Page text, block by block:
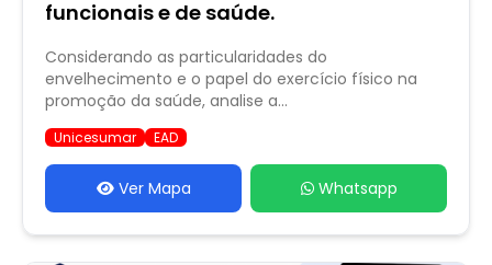
funcionais e de saúde.
Considerando as particularidades do
envelhecimento e o papel do exercício físico na
promoção da saúde, analise a...
Unicesumar EAD
Ver Mapa Whatsapp